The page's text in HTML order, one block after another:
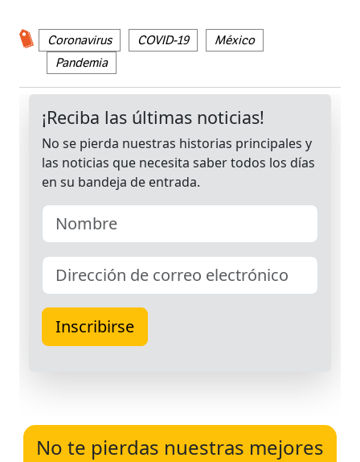
Coronavirus COVID-19
México
Pandemia
No te pierdas nuestras mejores